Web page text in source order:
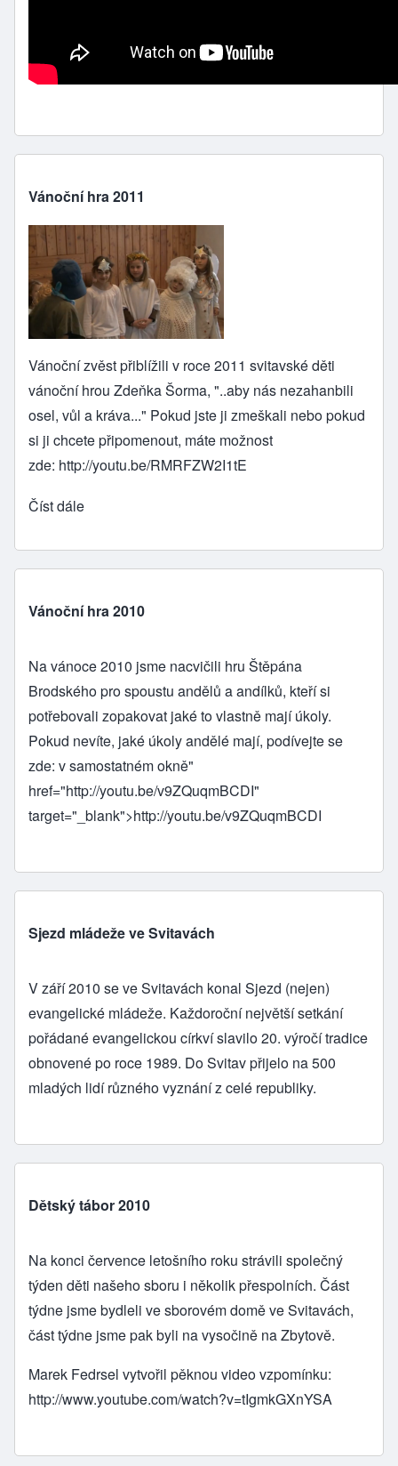
Vánoční hra 2011
Vánoční zvěst přiblížili v roce 2011 svitavské děti
vánoční hrou Zdeňka Šorma, "..aby nás nezahanbili
osel, vůl a kráva..." Pokud jste ji zmeškali nebo pokud
si ji chcete připomenout, máte možnost
zde: http://youtu.be/RMRFZW2I1tE
Číst dále
Vánoční hra 2010
Na vánoce 2010 jsme nacvičili hru Štěpána
Brodského pro spoustu andělů a andílků, kteří si
potřebovali zopakovat jaké to vlastně mají úkoly.
Pokud nevíte, jaké úkoly andělé mají, podívejte se
zde: v samostatném okně"
href="http://youtu.be/v9ZQuqmBCDI"
target="_blank">http://youtu.be/v9ZQuqmBCDI
Sjezd mládeže ve Svitavách
V září 2010 se ve Svitavách konal Sjezd (nejen)
evangelické mládeže. Každoroční největší setkání
pořádané evangelickou církví slavilo 20. výročí tradice
obnovené po roce 1989. Do Svitav přijelo na 500
mladých lidí různého vyznání z celé republiky.
Dětský tábor 2010
Na konci července letošního roku strávili společný
týden děti našeho sboru i několik přespolních. Část
týdne jsme bydleli ve sborovém domě ve Svitavách,
část týdne jsme pak byli na vysočině na Zbytově.
Marek Fedrsel vytvořil pěknou video vzpomínku:
http://www.youtube.com/watch?v=tIgmkGXnYSA